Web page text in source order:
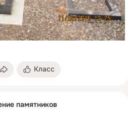
Класс
памятников